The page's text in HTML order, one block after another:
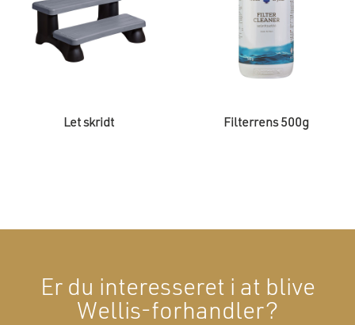
Let skridt Filterrens 500g
Er du interesseret i at blive
Wellis-forhandler?